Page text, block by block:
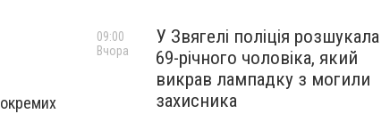
У Звягелі поліція розшукала
69-річного чоловіка, який
викрав лампадку з могили
захисника
09:00
Вчора